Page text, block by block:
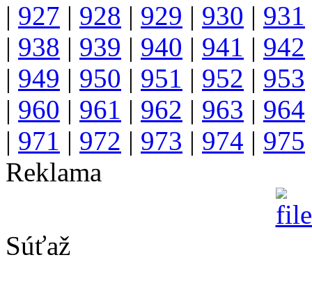
| 927 | 928 | 929 | 930 | 931
| 938 | 939 | 940 | 941 | 942
| 949 | 950 | 951 | 952 | 953
| 960 | 961 | 962 | 963 | 964
| 971 | 972 | 973 | 974 | 975
Reklama
Súťaž